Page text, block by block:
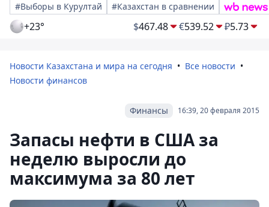
#Выборы в Курултай
#Казахстан в сравнении
+23° $467.48 €539.52 ₽5.73
Новости Казахстана и мира на сегодня
Все новости
Новости финансов
16:39, 20 февраля 2015
Финансы
Запасы нефти в США за
неделю выросли до
максимума за 80 лет